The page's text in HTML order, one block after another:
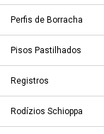
Perfis de Borracha
Pisos Pastilhados
Registros
Rodízios Schioppa